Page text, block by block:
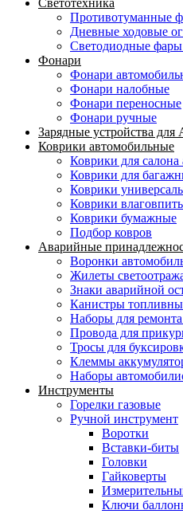
Светотехника
Противотуманные
Дневные ходовые
Светодиодные
Фонари
Фонари
Фонари налобные
Фонари переносные
Фонари ручные
Зарядные устройства
Коврики автомобильные
Коврики для салона
Коврики для
Коврики
Коврики
Коврики бумажные
Подбор ковров
Аварийные
Воронки
Жилеты
Знаки аварийной
Канистры
Наборы для
Провода для
Тросы для
Клеммы
Наборы
Инструменты
Горелки газовые
Ручной инструмент
Воротки
Вставки-биты
Головки
Гайковерты
Ключи